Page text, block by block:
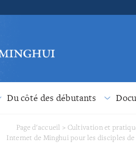
Du côté des débutants
Page d'accueil > Cultivation et
Internet de Minghui pour les disciples